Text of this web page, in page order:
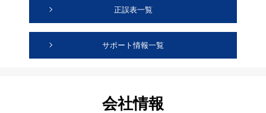
正誤表一覧
サポート情報一覧
会社情報